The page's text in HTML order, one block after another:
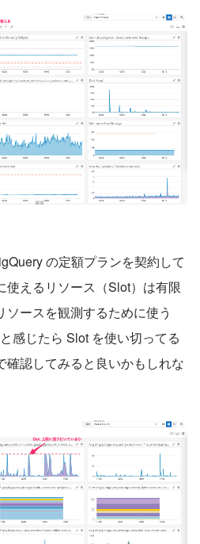
の定額プランを契約して
使えるリソース（Slot）は有限
ソースを観測するために使う
感じたら Slot を使い切ってる
確認してみると良いかもしれな